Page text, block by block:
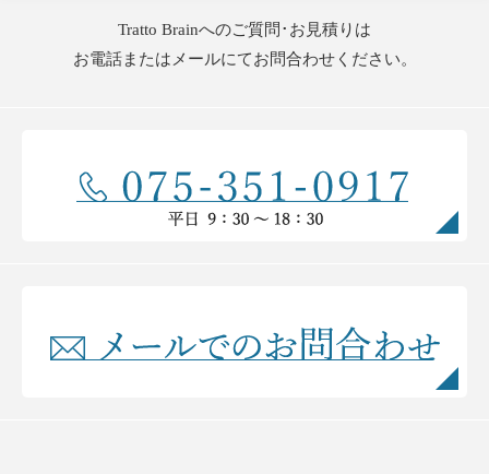
Tratto Brainへのご質問･お見積りは
お電話またはメールにてお問合わせください。